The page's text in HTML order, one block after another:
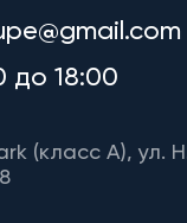
до 18:00
(класс A), ул.